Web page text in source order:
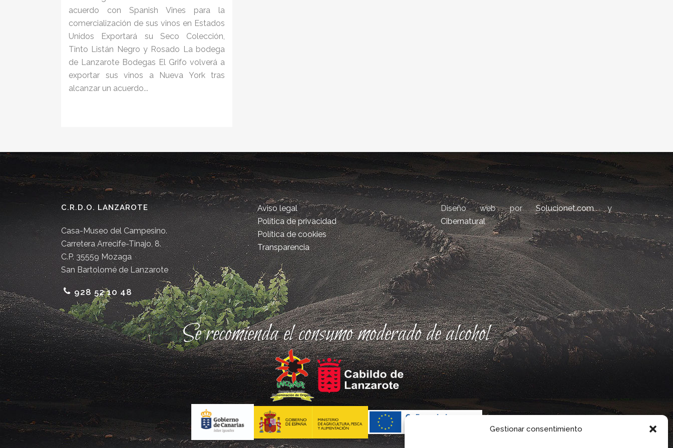
Gestionar consentimiento
acuerdo con Spanish Vines para la
comercialización de sus vinos en Estados
Unidos Exportará su Seco Colección,
Tinto Listán Negro y Rosado La bodega
de Lanzarote Bodegas El Grifo volverá a
exportar sus vinos a Nueva York tras
alcanzar un acuerdo...
C.R.D.O. LANZAROTE
Casa-Museo del Campesino.
Carretera Arrecife-Tinajo, 8.
C.P. 35559 Mozaga
San Bartolomé de Lanzarote
928 52 10 48
Aviso legal
Política de privacidad
Política de cookies
Transparencia
Diseño web porSolucionet.comy
Cibernatural
Se recomienda el consumo moderado de alcohol